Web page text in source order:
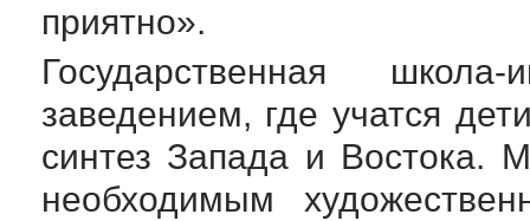
приятно».
Государственная школа-
заведением, где учатся
синтез Запада и Востока.
необходимым